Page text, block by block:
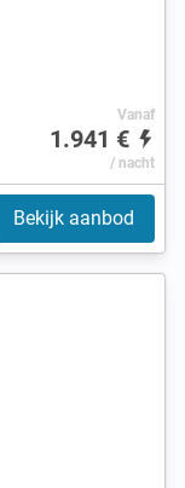
Vanaf
1.941 €
/ nacht
Bekijk aanbod